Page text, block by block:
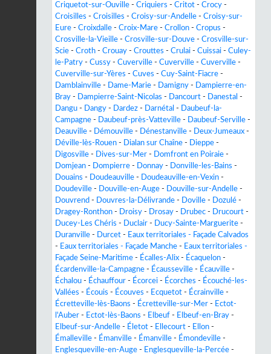
Criquetot-sur-Ouville - Criquiers - Critot - Crocy -
Croisilles - Croisilles - Croisy-sur-Andelle - Croisy-sur-
Eure - Croixdalle - Croix-Mare - Crollon - Cropus -
Crosville-la-Vieille - Crosville-sur-Douve - Crosville-sur-
Scie - Croth - Crouay - Crouttes - Crulai - Cuissai - Culey-
le-Patry - Cussy - Cuverville - Cuverville - Cuverville -
Cuverville-sur-Yères - Cuves - Cuy-Saint-Fiacre -
Damblainville - Dame-Marie - Damigny -
Dampierre-en-
Bray - Dampierre-Saint-Nicolas - Dancourt - Danestal -
Dangu - Dangy - Dardez - Darnétal -
Daubeuf-la-
Campagne - Daubeuf-près-Vatteville - Daubeuf-Serville -
Deauville - Démouville - Dénestanville - Deux-Jumeaux -
Déville-lès-Rouen - Dialan sur Chaîne - Dieppe -
Digosville - Dives-sur-Mer - Domfront en Poiraie -
Domjean - Dompierre - Donnay - Donville-les-Bains -
Douains - Doudeauville - Doudeauville-en-Vexin -
Doudeville - Douville-en-Auge - Douville-sur-Andelle -
Douvrend - Douvres-la-Délivrande - Doville - Dozulé -
Dragey-Ronthon - Droisy - Drosay - Drubec - Drucourt -
Ducey-Les Chéris - Duclair - Ducy-Sainte-Marguerite -
Duranville - Durcet - Eaux territoriales - Façade Calvados
- Eaux territoriales - Façade Manche - Eaux territoriales -
Façade Seine-Maritime - Écalles-Alix - Écaquelon -
Écardenville-la-Campagne - Écausseville - Écauville -
Échalou - Échauffour - Écorcei - Écorches - Écouché-les-
Vallées - Écouis - Écouves - Ecquetot - Écrainville -
Écretteville-lès-Baons - Écretteville-sur-Mer - Ectot-
l'Auber - Ectot-lès-Baons - Elbeuf - Elbeuf-en-Bray -
Elbeuf-sur-Andelle - Életot - Ellecourt - Ellon -
Émalleville - Émanville - Émanville - Émondeville -
Englesqueville-en-Auge - Englesqueville-la-Percée -